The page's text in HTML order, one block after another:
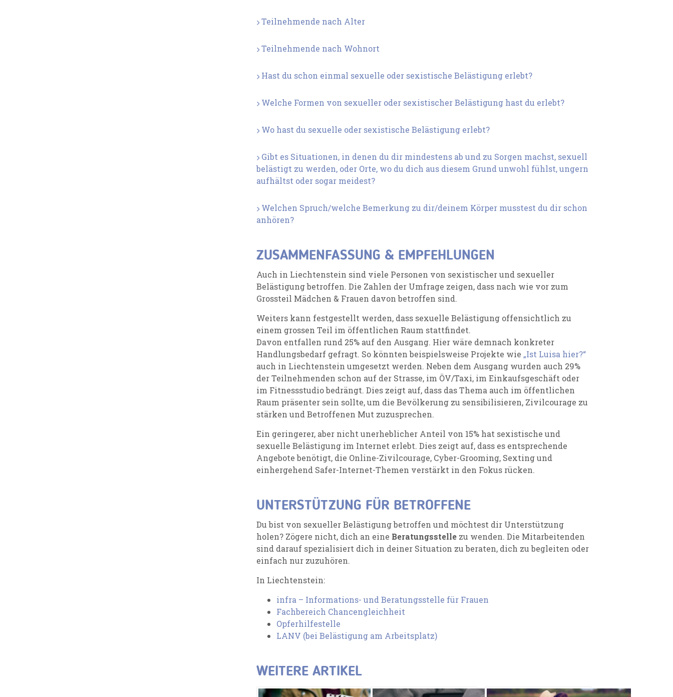
Teilnehmende nach Alter
Teilnehmende nach Wohnort
Hast du schon einmal sexuelle oder sexistische Belästigung erlebt?
Welche Formen von sexueller oder sexistischer Belästigung hast du erlebt?
Wo hast du sexuelle oder sexistische Belästigung erlebt?
Gibt es Situationen, in denen du dir mindestens ab und zu Sorgen machst, sexuell
belästigt zu werden, oder Orte, wo du dich aus diesem Grund unwohl fühlst, ungern
aufhältst oder sogar meidest?
Welchen Spruch/welche Bemerkung zu dir/deinem Körper musstest du dir schon
anhören?
ZUSAMMENFASSUNG & EMPFEHLUNGEN
Auch in Liechtenstein sind viele Personen von sexistischer und sexueller
Belästigung betroffen. Die Zahlen der Umfrage zeigen, dass nach wie vor zum
Grossteil Mädchen & Frauen davon betroffen sind.
Weiters kann festgestellt werden, dass sexuelle Belästigung offensichtlich zu
einem grossen Teil im öffentlichen Raum stattfindet.
Davon entfallen rund 25% auf den Ausgang. Hier wäre demnach konkreter
Handlungsbedarf gefragt. So könnten beispielsweise Projekte wie „Ist Luisa hier?“
auch in Liechtenstein umgesetzt werden. Neben dem Ausgang wurden auch 29%
der Teilnehmenden schon auf der Strasse, im ÖV/Taxi, im Einkaufsgeschäft oder
im Fitnessstudio bedrängt. Dies zeigt auf, dass das Thema auch im öffentlichen
Raum präsenter sein sollte, um die Bevölkerung zu sensibilisieren, Zivilcourage zu
stärken und Betroffenen Mut zuzusprechen.
Ein geringerer, aber nicht unerheblicher Anteil von 15% hat sexistische und
sexuelle Belästigung im Internet erlebt. Dies zeigt auf, dass es entsprechende
Angebote benötigt, die Online-Zivilcourage, Cyber-Grooming, Sexting und
einhergehend Safer-Internet-Themen verstärkt in den Fokus rücken.
UNTERSTÜTZUNG FÜR BETROFFENE
Du bist von sexueller Belästigung betroffen und möchtest dir Unterstützung
holen? Zögere nicht, dich an eine Beratungsstelle zu wenden. Die Mitarbeitenden
sind darauf spezialisiert dich in deiner Situation zu beraten, dich zu begleiten oder
einfach nur zuzuhören.
In Liechtenstein:
infra – Informations- und Beratungsstelle für Frauen
Fachbereich Chancengleichheit
Opferhilfestelle
LANV (bei Belästigung am Arbeitsplatz)
WEITERE ARTIKEL